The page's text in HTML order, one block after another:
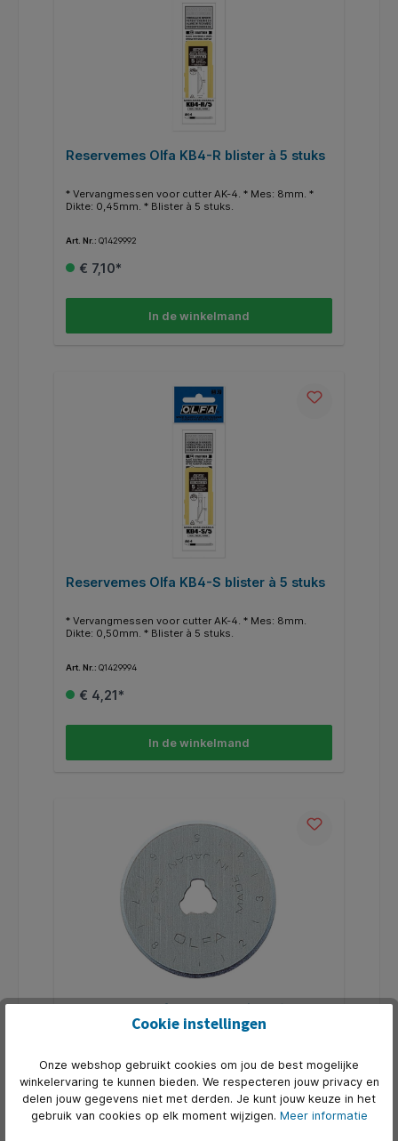
Reservemes Olfa KB4-R blister à 5 stuks
* Vervangmessen voor cutter AK-4. * Mes: 8mm. *
Dikte: 0,45mm. * Blister à 5 stuks.
Art. Nr.: Q1429992
€ 7,10*
In de winkelmand
Reservemes Olfa KB4-S blister à 5 stuks
* Vervangmessen voor cutter AK-4. * Mes: 8mm.
Dikte: 0,50mm. * Blister à 5 stuks.
Art. Nr.: Q1429994
€ 4,21*
In de winkelmand
Reservemes Olfa RTY-1/C blister à 2
van 28mm.* Dikte: 0,3mm. * Blister met 2 stuks.
€ 5,07*
Cookie instellingen
Onze webshop gebruikt cookies om jou de best mogelijke
winkelervaring te kunnen bieden. We respecteren jouw privacy en
delen jouw gegevens niet met derden. Je kunt jouw keuze in het
gebruik van cookies op elk moment wijzigen. Meer informatie